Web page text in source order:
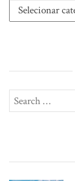
Categorias
Search
for: